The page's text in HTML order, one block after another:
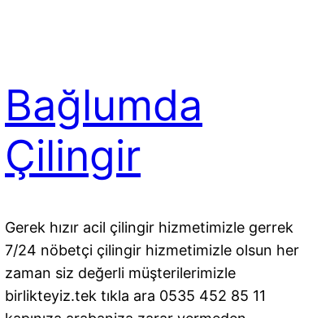
Bağlumda
Çilingir
Gerek hızır acil çilingir hizmetimizle gerrek
7/24 nöbetçi çilingir hizmetimizle olsun her
zaman siz değerli müşterilerimizle
birlikteyiz.tek tıkla ara 0535 452 85 11